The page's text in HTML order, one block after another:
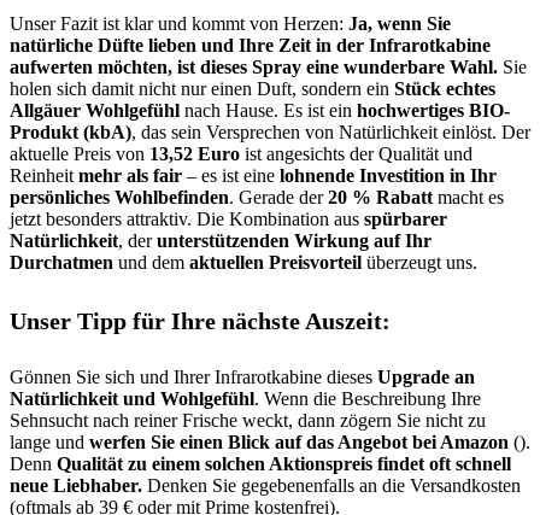
Unser Fazit ist klar und kommt von Herzen: Ja, wenn Sie
natürliche Düfte lieben und Ihre Zeit in der Infrarotkabine
aufwerten möchten, ist dieses Spray eine wunderbare Wahl. Sie
holen sich damit nicht nur einen Duft, sondern ein Stück echtes
Allgäuer Wohlgefühl nach Hause. Es ist ein hochwertiges BIO-
Produkt (kbA), das sein Versprechen von Natürlichkeit einlöst. Der
aktuelle Preis von 13,52 Euro ist angesichts der Qualität und
Reinheit mehr als fair – es ist eine lohnende Investition in Ihr
persönliches Wohlbefinden. Gerade der20 % Rabatt macht es
jetzt besonders attraktiv. Die Kombination aus spürbarer
Natürlichkeit, derunterstützenden Wirkung auf Ihr
Durchatmen und dem aktuellen Preisvorteil überzeugt uns.
Unser Tipp für Ihre nächste Auszeit:
Gönnen Sie sich und Ihrer Infrarotkabine dieses Upgrade an
Natürlichkeit und Wohlgefühl. Wenn die Beschreibung Ihre
Sehnsucht nach reiner Frische weckt, dann zögern Sie nicht zu
lange und werfen Sie einen Blick auf das Angebot bei Amazon ().
Denn Qualität zu einem solchen Aktionspreis findet oft schnell
neue Liebhaber. Denken Sie gegebenenfalls an die Versandkosten
(oftmals ab 39 € oder mit Prime kostenfrei).